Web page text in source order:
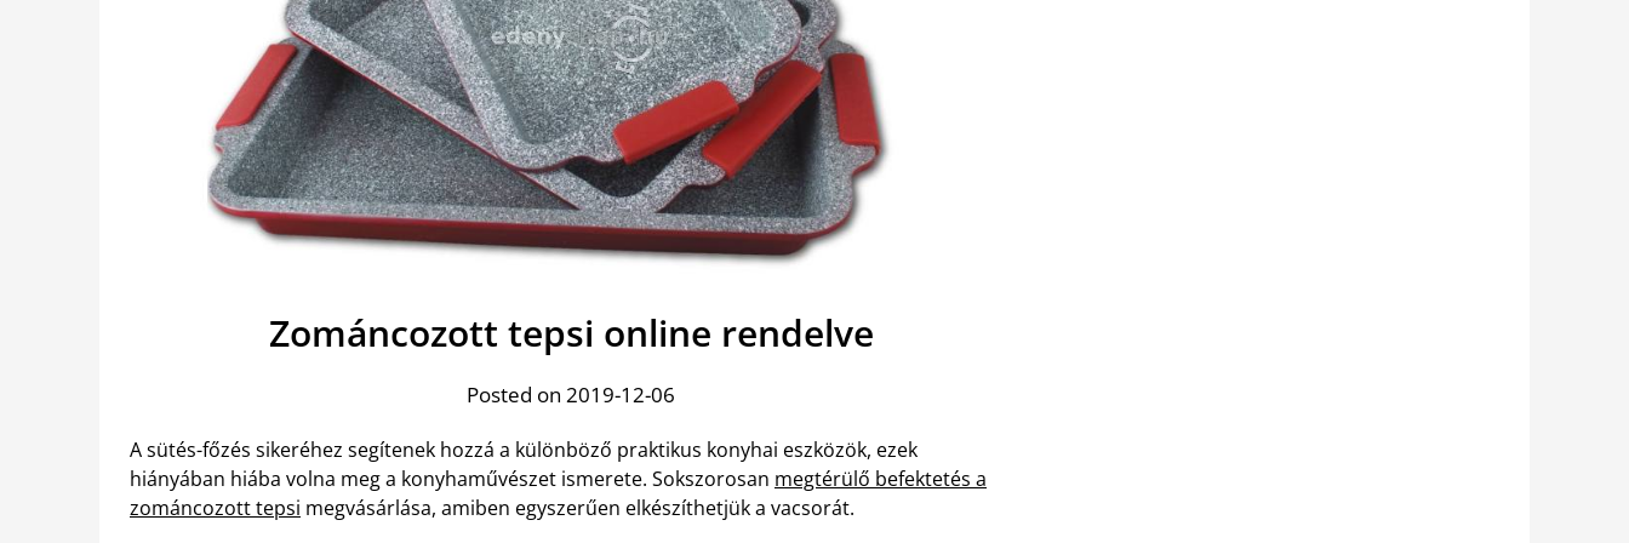
Zománcozott tepsi online rendelve
Posted on 2019-12-06
A sütés-főzés sikeréhez segítenek hozzá a különböző praktikus konyhai eszközök, ezek
hiányában hiába volna meg a konyhaművészet ismerete. Sokszorosan megtérülő befektetés a
zománcozott tepsi megvásárlása, amiben egyszerűen elkészíthetjük a vacsorát.